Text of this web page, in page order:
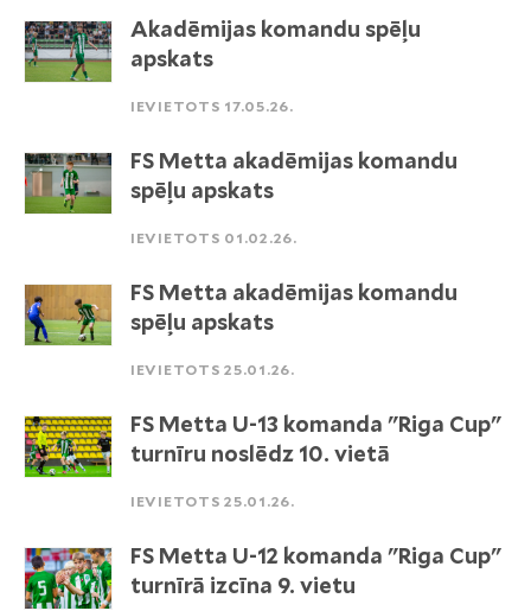
Akadēmijas komandu spēļu
apskats
IEVIETOTS 17.05.26.
FS Metta akadēmijas komandu
spēļu apskats
IEVIETOTS 01.02.26.
FS Metta akadēmijas komandu
spēļu apskats
IEVIETOTS 25.01.26.
FS Metta U-13 komanda "Riga Cup"
turnīru noslēdz 10. vietā
IEVIETOTS 25.01.26.
FS Metta U-12 komanda "Riga Cup"
turnīrā izcīna 9. vietu